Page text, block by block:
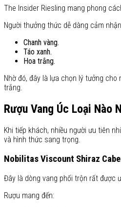
The Insider Riesling mang phong
Người thưởng thức dễ dàng cảm
Chanh vàng.
Táo xanh.
Hoa trắng.
Nhờ đó, đây là lựa chọn lý tưởng cho
trắng.
Rượu Vang Úc Loại Nào
Khi tiếp khách, nhiều người ưu tiên
và hình thức sang trọng.
Nobilitas Viscount Shiraz
Đây là dòng vang phối trộn rất được
Rượu mang đến: